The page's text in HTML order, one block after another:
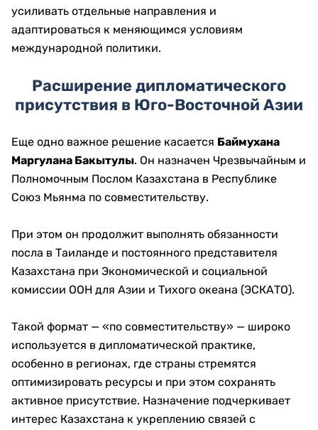
усиливать отдельные направления и
адаптироваться к меняющимся условиям
международной политики.
Расширение дипломатического
присутствия в Юго-Восточной Азии
Еще одно важное решение касается Баймухана
Маргулана Бакытулы. Он назначен Чрезвычайным и
Полномочным Послом Казахстана в Республике
Союз Мьянма по совместительству.
При этом он продолжит выполнять обязанности
посла в Таиланде и постоянного представителя
Казахстана при Экономической и социальной
комиссии ООН для Азии и Тихого океана (ЭСКАТО).
Такой формат — «по совместительству» — широко
используется в дипломатической практике,
особенно в регионах, где страны стремятся
оптимизировать ресурсы и при этом сохранять
активное присутствие. Назначение подчеркивает
интерес Казахстана к укреплению связей с